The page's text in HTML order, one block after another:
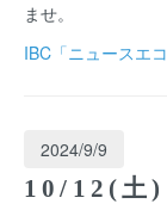
ませ。
IBC「ニュースエ
2024/9/9
10/12(土)